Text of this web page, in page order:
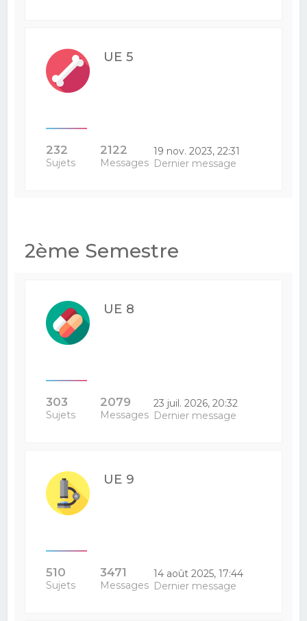
UE 5
232
Sujets
2122
Messages
19 nov. 2023, 22:31
Dernier message
2ème Semestre
UE 8
303
Sujets
2079
Messages
23 juil. 2026, 20:32
Dernier message
UE 9
510
Sujets
3471
Messages
14 août 2025, 17:44
Dernier message